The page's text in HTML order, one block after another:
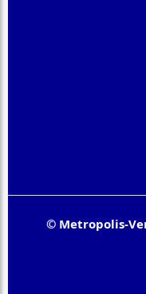
© Metropolis-